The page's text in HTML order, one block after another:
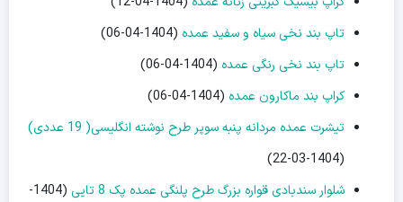
تاپ بند نخی سیاه و سفید عمده (1404-04-06)
تاپ بند نخی رنگی عمده (1404-04-06)
کراپ بند ماکارون عمده (1404-04-06)
تیشرت عمده مردانه پنبه سوپر طرح نوشته انگلیسی( 19 عددی)
(1404-03-22)
شلوار سندبادی قواره بزرگ طرح پلنگی عمده پک 8 تایی
(1404-